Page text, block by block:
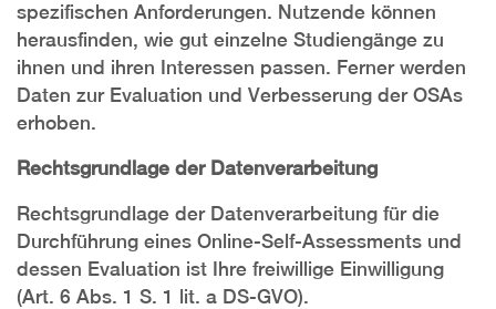
spezifischen Anforderungen. Nutzende können
herausfinden, wie gut einzelne Studiengänge zu
ihnen und ihren Interessen passen. Ferner werden
Daten zur Evaluation und Verbesserung der OSAs
erhoben.
Rechtsgrundlage der Datenverarbeitung
Rechtsgrundlage der Datenverarbeitung für die
Durchführung eines Online-Self-Assessments und
dessen Evaluation ist Ihre freiwillige Einwilligung
(Art. 6 Abs. 1 S. 1 lit. a DS-GVO).